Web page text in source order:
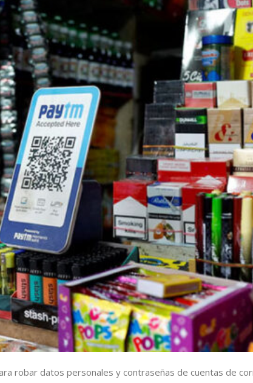
robar datos personales y contraseñas de cuentas de